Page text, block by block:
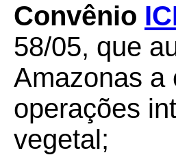
Convênio
58/05, que
Amazonas a
operações
vegetal;